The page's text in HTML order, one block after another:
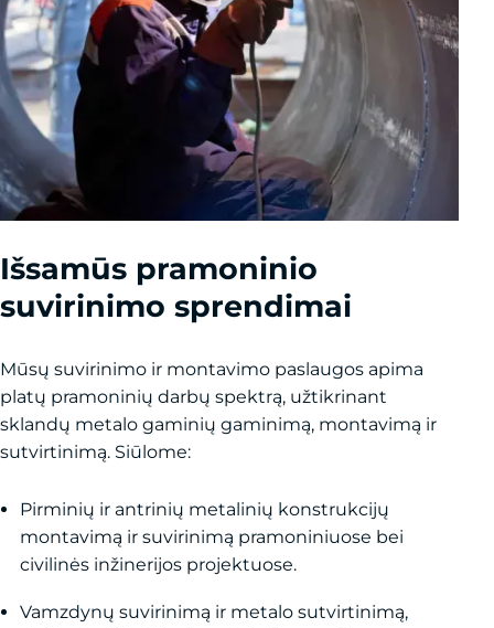
Išsamūs pramoninio
suvirinimo sprendimai
Mūsų suvirinimo ir montavimo paslaugos apima
platų pramoninių darbų spektrą, užtikrinant
sklandų metalo gaminių gaminimą, montavimą ir
sutvirtinimą. Siūlome:
Pirminių ir antrinių metalinių konstrukcijų
montavimą ir suvirinimą pramoniniuose bei
civilinės inžinerijos projektuose.
Vamzdynų suvirinimą ir metalo sutvirtinimą,